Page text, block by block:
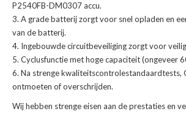
P2540FB-DM0307 accu.
A grade batterij zorgt voor snel opladen en
van de batterij.
Ingebouwde circuitbeveiliging zorgt voor
Cyclusfunctie met hoge capaciteit (ongeveer
Na strenge kwaliteitscontrolestandaardtests,
ontmoeten of overschrijden.
Wij hebben strenge eisen aan de prestaties en